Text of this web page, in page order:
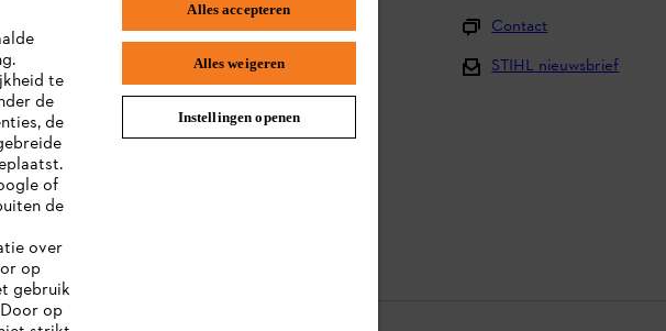
Productregistratie
Onderdelen en assortiment
Handleidingen
Contact
STIHL nieuwsbrief
te
de
de
of
de
over
op
gebruik
op
Alles accepteren
Alles weigeren
Instellingen openen